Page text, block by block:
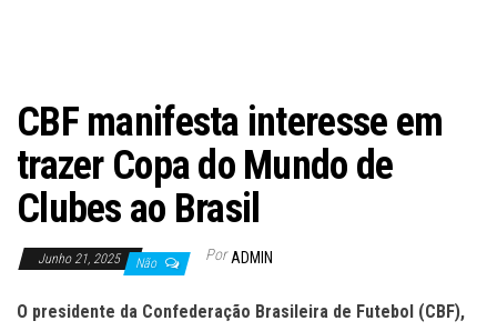
CBF manifesta interesse em
trazer Copa do Mundo de
Clubes ao Brasil
Junho 21, 2025 Não Por ADMIN
O presidente da Confederação Brasileira de Futebol (CBF),